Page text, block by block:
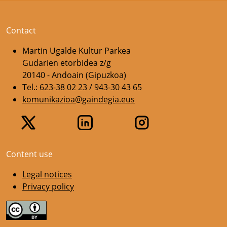
Contact
Martin Ugalde Kultur Parkea
Gudarien etorbidea z/g
20140 - Andoain (Gipuzkoa)
Tel.: 623-38 02 23 / 943-30 43 65
komunikazioa@gaindegia.eus
Content use
Legal notices
Privacy policy